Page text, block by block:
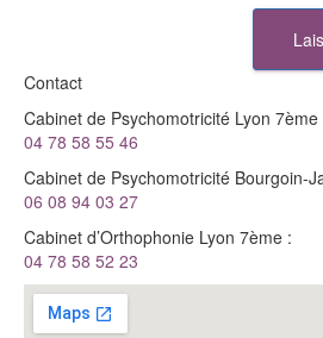
Contact
Cabinet de Psychomotricité Lyon 7ème
04 78 58 55 46
Cabinet de Psychomotricité Bourgoin-
06 08 94 03 27
Cabinet d’Orthophonie Lyon 7ème :
04 78 58 52 23